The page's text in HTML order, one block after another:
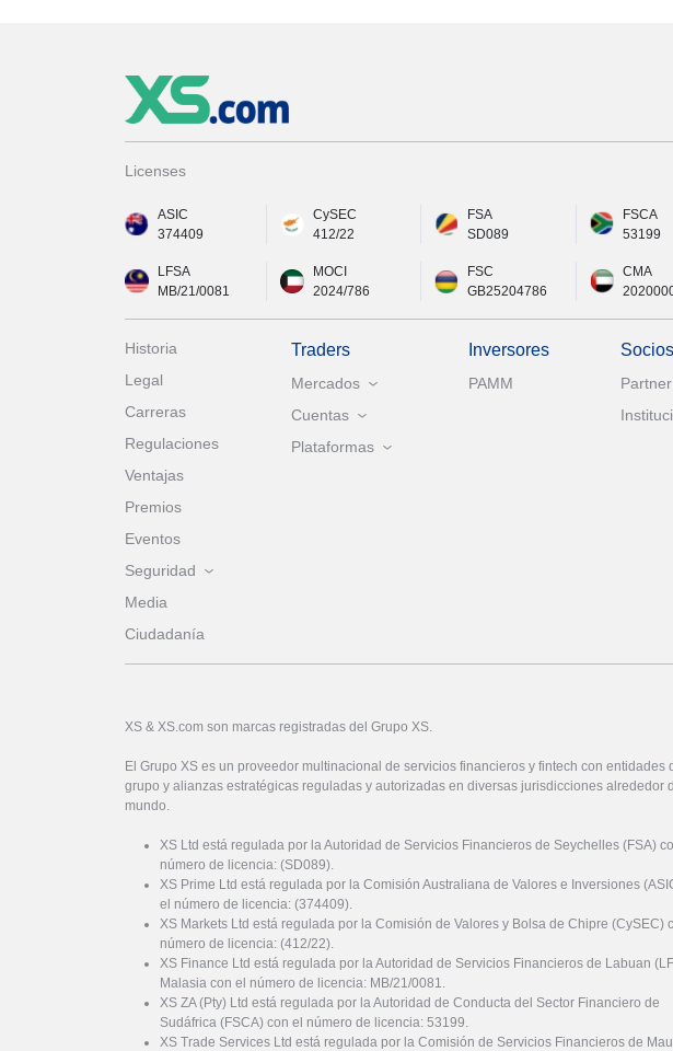
Licenses
ASIC
374409
CySEC
412/22
FSA
SD089
FSCA
53199
LFSA
MB/21/0081
MOCI
2024/786
FSC
GB25204786
CMA
Historia
Legal
Carreras
Regulaciones
Ventajas
Premios
Eventos
Seguridad
Media
Ciudadanía
Traders
Mercados
Cuentas
Plataformas
Inversores
PAMM
Socios
XS & XS.com son marcas registradas del Grupo XS.
El Grupo XS es un proveedor multinacional de servicios financieros y fintech con entidades
grupo y alianzas estratégicas reguladas y autorizadas en diversas jurisdicciones alrededor
mundo.
XS Ltd está regulada por la Autoridad de Servicios Financieros de Seychelles (FSA)
número de licencia: (SD089).
XS Prime Ltd está regulada por la Comisión Australiana de Valores e Inversiones
el número de licencia: (374409).
XS Markets Ltd está regulada por la Comisión de Valores y Bolsa de Chipre (CySEC)
número de licencia: (412/22).
XS Finance Ltd está regulada por la Autoridad de Servicios Financieros de Labuan
Malasia con el número de licencia: MB/21/0081.
XS ZA (Pty) Ltd está regulada por la Autoridad de Conducta del Sector Financiero de
Sudáfrica (FSCA) con el número de licencia: 53199.
XS Trade Services Ltd está regulada por la Comisión de Servicios Financieros de